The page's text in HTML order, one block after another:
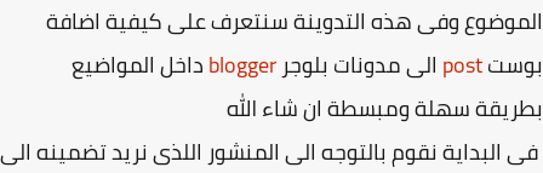
وفى هذه التدوينة سنتعرف على كيفية اضافة
postالى مدونات بلوجرbloggerداخل المواضيع
سهلة ومبسطة ان شاء الله
نقوم بالتوجه الى المنشور اللذى نريد تضمينه الى